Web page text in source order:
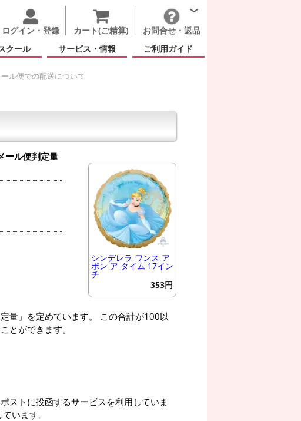
ログイン・登録 カート(ご精算)
お問合せ・返品
クール サービス・情報 ご利用ガイド
ール便での配送について
ール便判定量
シンデレラ ワンス ア
ポン ア タイム 17イン
チ
353円
量」を定めています。 この合計が100以
とができます。
ストに投函するサービスを利用していま
います。